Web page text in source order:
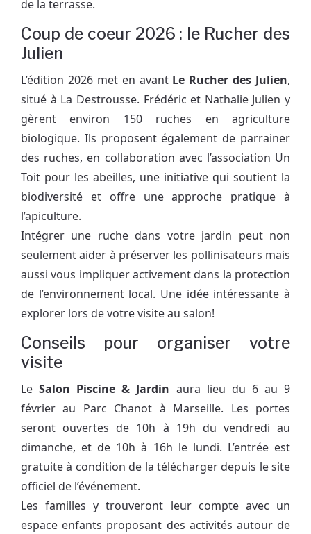
de la terrasse.
Coup de coeur 2026 : le Rucher des
Julien
L’édition 2026 met en avant Le Rucher des Julien,
situé à La Destrousse. Frédéric et Nathalie Julien y
gèrent environ 150 ruches en agriculture
biologique. Ils proposent également de parrainer
des ruches, en collaboration avec l’association Un
Toit pour les abeilles, une initiative qui soutient la
biodiversité et offre une approche pratique à
l’apiculture.
Intégrer une ruche dans votre jardin peut non
seulement aider à préserver les pollinisateurs mais
aussi vous impliquer activement dans la protection
de l’environnement local. Une idée intéressante à
explorer lors de votre visite au salon!
Conseils pour organiser votre
visite
LeSalon Piscine & Jardin aura lieu du 6 au 9
février au Parc Chanot à Marseille. Les portes
seront ouvertes de 10h à 19h du vendredi au
dimanche, et de 10h à 16h le lundi. L’entrée est
gratuite à condition de la télécharger depuis le site
officiel de l’événement.
Les familles y trouveront leur compte avec un
espace enfants proposant des activités autour de